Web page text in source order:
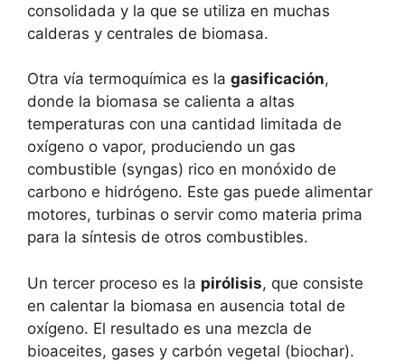
consolidada y la que se utiliza en muchas
calderas y centrales de biomasa.
Otra vía termoquímica es la gasificación,
donde la biomasa se calienta a altas
temperaturas con una cantidad limitada de
oxígeno o vapor, produciendo un gas
combustible (syngas) rico en monóxido de
carbono e hidrógeno. Este gas puede alimentar
motores, turbinas o servir como materia prima
para la síntesis de otros combustibles.
Un tercer proceso es la pirólisis, que consiste
en calentar la biomasa en ausencia total de
oxígeno. El resultado es una mezcla de
bioaceites, gases y carbón vegetal (biochar).